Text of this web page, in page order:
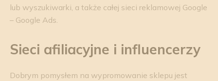
lub wyszukiwarki, a także całej sieci reklamowej Google
– Google Ads.
Sieci afiliacyjne i influencerzy
Dobrym pomysłem na wypromowanie sklepu jest